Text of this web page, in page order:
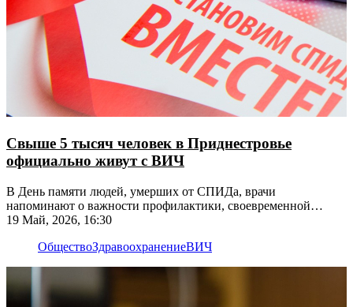
Свыше 5 тысяч человек в Приднестровье
официально живут с ВИЧ
В День памяти людей, умерших от СПИДа, врачи
напоминают о важности профилактики, своевременной
диагностики и приёма лекарств
19 Май, 2026, 16:30
ОбществоЗдравоохранениеВИЧ